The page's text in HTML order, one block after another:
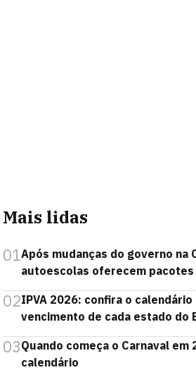
Mais lidas
01Após mudanças do governo na
autoescolas oferecem pacotes
02IPVA 2026: confira o calendário
vencimento de cada estado do
03Quando começa o Carnaval em
calendário